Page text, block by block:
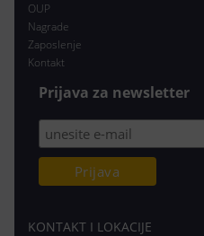
OUP
Nagrade
Zaposlenje
Kontakt
Prijava za newsletter
KONTAKT I LOKACIJE